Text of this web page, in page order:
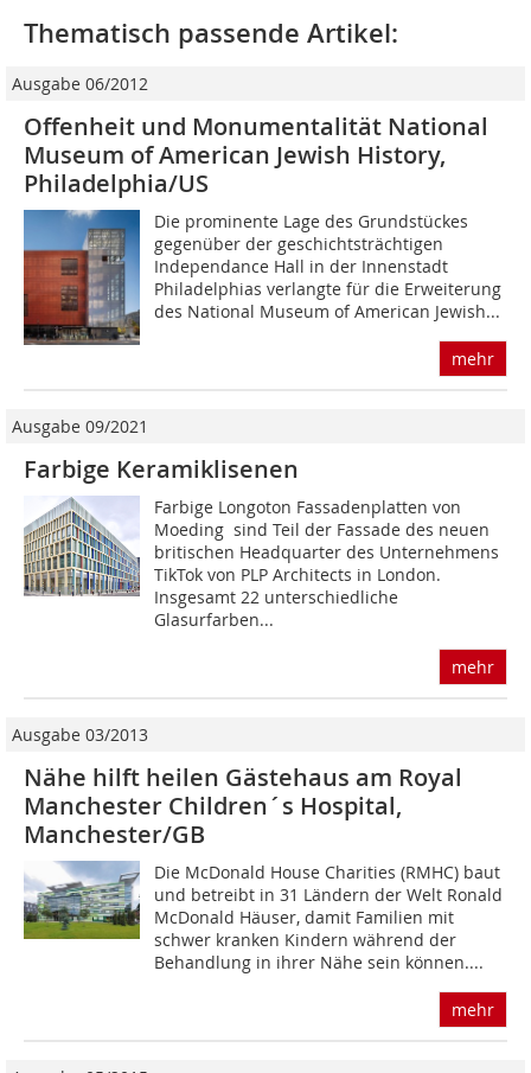
Thematisch passende Artikel:
Ausgabe 06/2012
Offenheit und Monumentalität National
Museum of American Jewish History,
Philadelphia/US
Die prominente Lage des Grundstückes
gegenüber der geschichtsträchtigen
Independance Hall in der Innenstadt
Philadelphias verlangte für die Erweiterung
des National Museum of American Jewish...
mehr
Ausgabe 09/2021
Farbige Keramiklisenen
Farbige Longoton Fassadenplatten von
Moeding sind Teil der Fassade des neuen
britischen Headquarter des Unternehmens
TikTok von PLP Architects in London.
Insgesamt 22 unterschiedliche
Glasurfarben...
mehr
Ausgabe 03/2013
Nähe hilft heilen Gästehaus am Royal
Manchester Children´s Hospital,
Manchester/GB
Die McDonald House Charities (RMHC) baut
und betreibt in 31 Ländern der Welt Ronald
McDonald Häuser, damit Familien mit
schwer kranken Kindern während der
Behandlung in ihrer Nähe sein können....
mehr